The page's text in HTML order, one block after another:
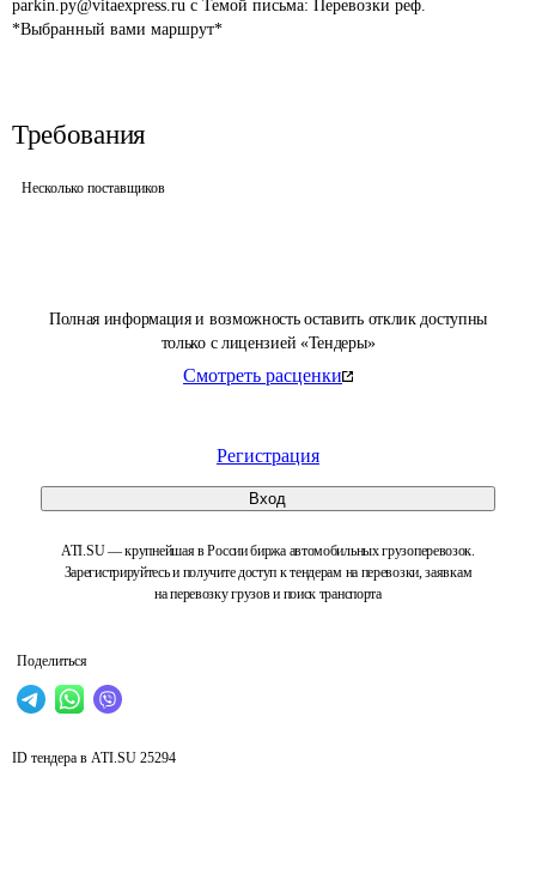
Полная информация и возможность оставить отклик доступны
только с лицензией «Тендеры»
Смотреть расценки
Регистрация
Вход
ATI.SU — крупнейшая в России биржа автомобильных грузоперевозок.
Зарегистрируйтесь и получите доступ к тендерам на перевозки, заявкам
на перевозку грузов и поиск транспорта
Поделиться
parkin.py@vitaexpress.ru с Темой письма: Перевозки реф.
*Выбранный вами маршрут*
Требования
Несколько поставщиков
ID тендера в ATI.SU 25294